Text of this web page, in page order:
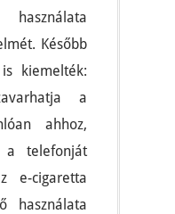
Később
kiemelték:
a
ahhoz,
telefonját
e-cigaretta
használata